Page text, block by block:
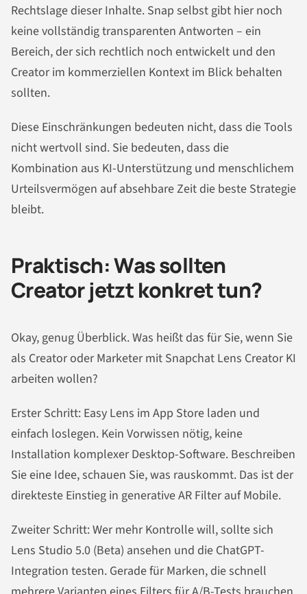
Rechtslage dieser Inhalte. Snap selbst gibt hier noch
keine vollständig transparenten Antworten – ein
Bereich, der sich rechtlich noch entwickelt und den
Creator im kommerziellen Kontext im Blick behalten
sollten.
Diese Einschränkungen bedeuten nicht, dass die Tools
nicht wertvoll sind. Sie bedeuten, dass die
Kombination aus KI-Unterstützung und menschlichem
Urteilsvermögen auf absehbare Zeit die beste Strategie
bleibt.
Praktisch: Was sollten
Creator jetzt konkret tun?
Okay, genug Überblick. Was heißt das für Sie, wenn Sie
als Creator oder Marketer mit Snapchat Lens Creator KI
arbeiten wollen?
Erster Schritt: Easy Lens im App Store laden und
einfach loslegen. Kein Vorwissen nötig, keine
Installation komplexer Desktop-Software. Beschreiben
Sie eine Idee, schauen Sie, was rauskommt. Das ist der
direkteste Einstieg in generative AR Filter auf Mobile.
Zweiter Schritt: Wer mehr Kontrolle will, sollte sich
Lens Studio 5.0 (Beta) ansehen und die ChatGPT-
Integration testen. Gerade für Marken, die schnell